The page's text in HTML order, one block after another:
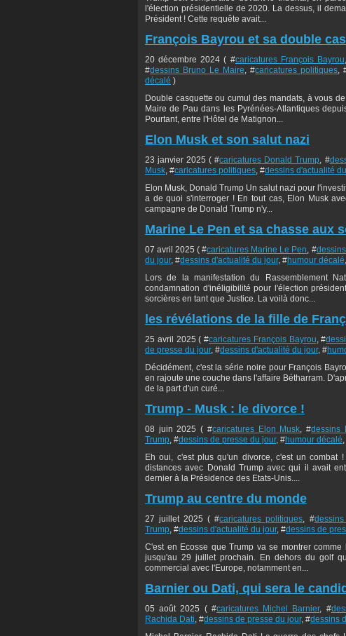
l'élection présidentielle de 2020. La dessus, il
Président ! Cette requête avait...
François Bayrou et sa double
20 décembre 2024 ( #caricatures François Bayrou
#dessins Bruno Le Maire, #caricatures politiques,
décalé )
Double casquette ou cumul des mandats, à vous
Maire de Pau dans les Pyrénées-Atlantiques
Pourtant, entre l'Hôtel de Matignon...
Elon Musk et son salut nazi
23 janvier 2025 ( #caricatures Donald Trump, #
Musk, #caricatures politiques, #dessins d'actualité
Elon Musk, Donald Trump Un salut nazi pour
a de quoi s'interroger ! En tout cas, Elon Musk
campagne de Donald Trump n'y...
Marine Le Pen et sa chasse aux
07 avril 2025 ( #caricatures Marine Le Pen, #
du jour, #dessins d'actualité du jour, #humour décalé
Lors de la manifestation du Rassemblement
condamnation d'inéligibilité pour l'élection
sorcières en tant que Justice. La voilà donc...
les révélations de la fille de
25 avril 2025 ( #caricatures François Bayrou, #
de presse du jour, #dessins d'actualité du jour, #
Décidément, c'est la série noire pour François
en rajoute une couche dans l'affaire Bétharram.
de la part d'un curé...
Trump - Musk : le divorce !
08 juin 2025 ( #caricatures Elon Musk, #dessins
Trump, #dessins de presse du jour, #humour décalé
Eh oui, c'est plus qu'un divorce, c'est un
distances avec Donald Trump avec qui il avait
dernier à la Présidence des Etats-Unis....
Trump au centre du monde
27 juillet 2025 ( #caricatures politiques, #
Trump, #dessins d'actualité du jour, #dessins de
C'est en Ecosse que Trump va se montrer
jusqu'au 29 juillet prochain. En dehors du golf
commercial avec l'Europe, notamment en...
Barnier ou Dati, qui sera le
05 août 2025 ( #caricatures Michel Barnier, #
Rachida Dati, #dessins de presse du jour, #dessins